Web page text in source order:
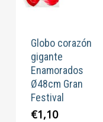
Globo corazón
gigante
Enamorados
Ø48cm Gran
Festival
€1,10